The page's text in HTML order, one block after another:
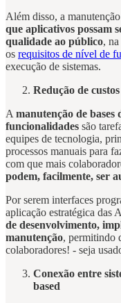
Além disso, a
que aplicativos possam
qualidade ao público,
os requisitos de nível de
execução de sistemas.
Redução de
A manutenção de bases
funcionalidades são
equipes de tecnologia,
processos manuais para
com que mais
podem, facilmente, ser
Por serem interfaces
aplicação estratégica das
de desenvolvimento,
manutenção, permitindo
colaboradores! - seja
Conexão entre
based